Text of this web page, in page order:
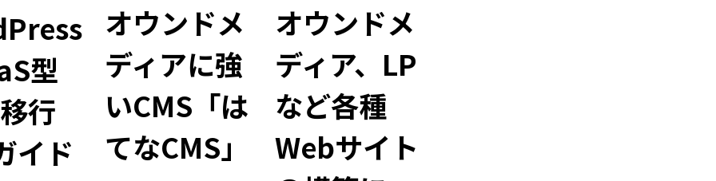
型
行
イド
オウンドメ
ディアに強
いCMS「は
てなCMS」
オウンドメ
ディア、LP
など各種
Webサイト